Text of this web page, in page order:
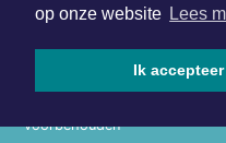
op onze website Lees
Ik
Copyright (c) 2026 |
voorbehouden
Disclaimer